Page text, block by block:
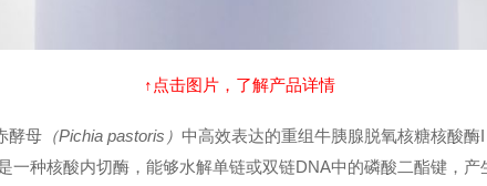
↑点击图片，了解产品详情
酵母 （Pichia pastoris） 中高效表达的重组牛胰腺脱氧核糖核酸
一种核酸内切酶，能够水解单链或双链DNA中的磷酸二酯键，产